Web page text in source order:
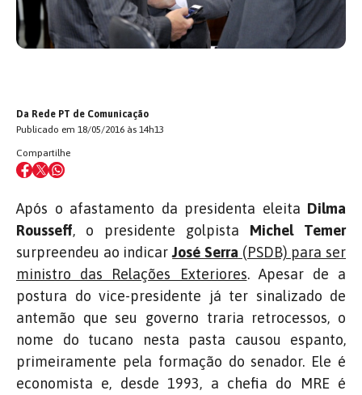
Da Rede PT de Comunicação
Publicado em 18/05/2016 às 14h13
Compartilhe
Após o afastamento da presidenta eleita Dilma
Rousseff, o presidente golpista Michel Temer
surpreendeu ao indicarJosé Serra (PSDB) para ser
ministro das Relações Exteriores. Apesar de a
postura do vice-presidente já ter sinalizado de
antemão que seu governo traria retrocessos, o
nome do tucano nesta pasta causou espanto,
primeiramente pela formação do senador. Ele é
economista e, desde 1993, a chefia do MRE é